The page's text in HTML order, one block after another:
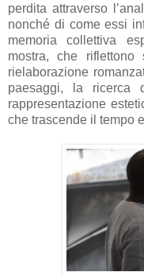
perdita attraverso
nonché di come essi
memoria collettiva
mostra, che
rielaborazione
paesaggi, la
rappresentazione
che trascende il tempo